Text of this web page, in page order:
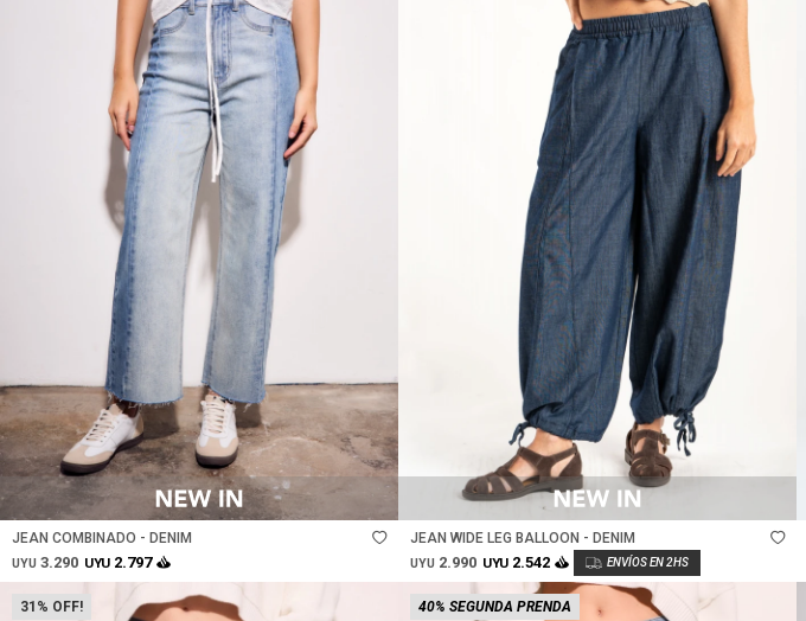
Talle
JEAN COMBINADO - DENIM
UYU 3.290 UYU 2.797
Talle
JEAN WIDE LEG BALLOON - DENIM
UYU 2.990 UYU 2.542
31 40% SEGUNDA PRENDA